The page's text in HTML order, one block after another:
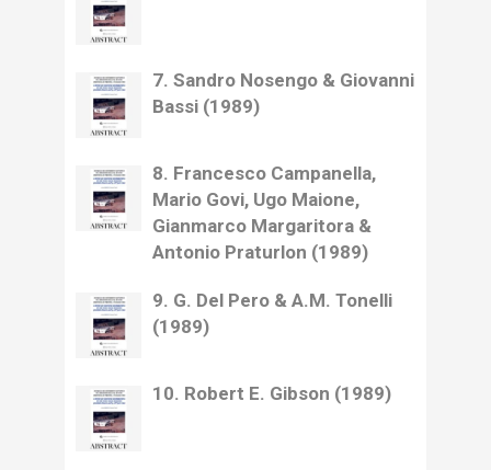
7. Sandro Nosengo & Giovanni
Bassi (1989)
8. Francesco Campanella,
Mario Govi, Ugo Maione,
Gianmarco Margaritora &
Antonio Praturlon (1989)
9. G. Del Pero & A.M. Tonelli
(1989)
10. Robert E. Gibson (1989)